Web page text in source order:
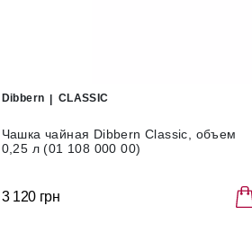
Dibbern CLASSIC
Чашка чайная Dibbern Classic, объем
0,25 л (01 108 000 00)
3 120 грн